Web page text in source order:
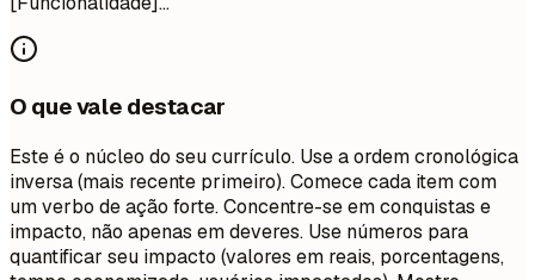
O que vale destacar
Este é o núcleo do seu currículo. Use a ordem cronológica
inversa (mais recente primeiro). Comece cada item com
um verbo de ação forte. Concentre-se em conquistas e
impacto, não apenas em deveres. Use números para
quantificar seu impacto (valores em reais, porcentagens,